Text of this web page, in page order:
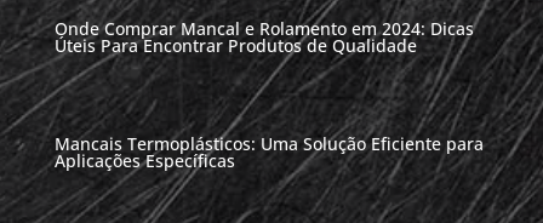
Onde Comprar Mancal e Rolamento em 2024: Dicas
Úteis Para Encontrar Produtos de Qualidade
Mancais Termoplásticos: Uma Solução Eficiente para
Aplicações Específicas